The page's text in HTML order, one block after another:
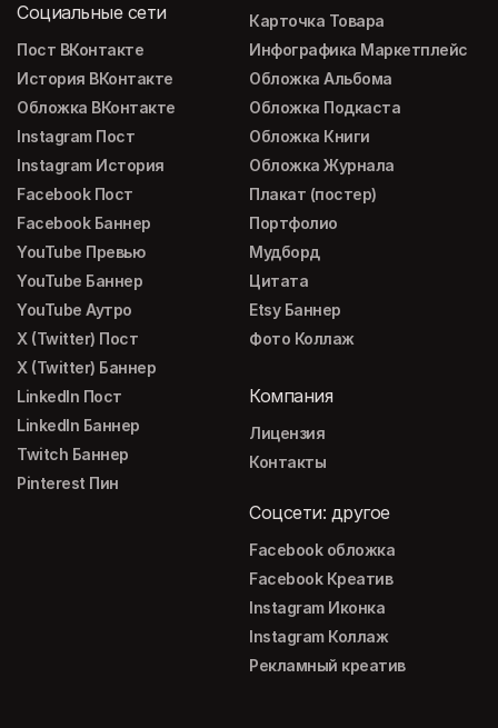
Социальные сети
Пост ВКонтакте
История ВКонтакте
Обложка ВКонтакте
Instagram Пост
Instagram История
Facebook Пост
Facebook Баннер
YouTube Превью
YouTube Баннер
YouTube Аутро
X (Twitter) Пост
X (Twitter) Баннер
LinkedIn Пост
LinkedIn Баннер
Twitch Баннер
Pinterest Пин
Карточка Товара
Инфографика Маркетплейс
Обложка Альбома
Обложка Подкаста
Обложка Книги
Обложка Журнала
Плакат (постер)
Портфолио
Мудборд
Цитата
Etsy Баннер
Фото Коллаж
Компания
Лицензия
Контакты
Соцсети: другое
Facebook обложка
Facebook Креатив
Instagram Иконка
Instagram Коллаж
Рекламный креатив